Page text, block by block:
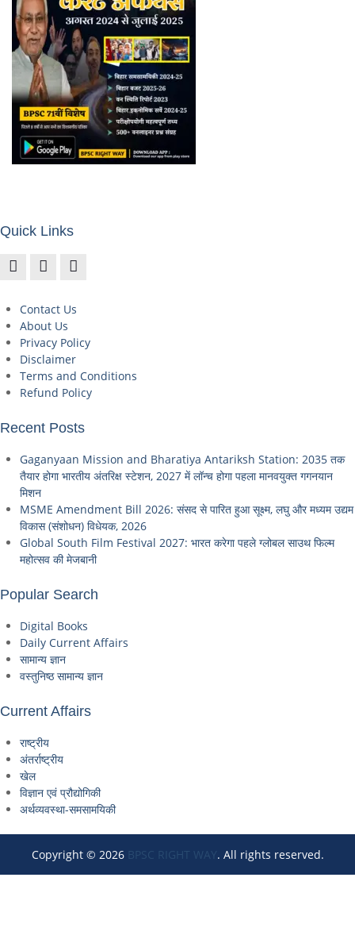
Quick Links
Contact Us
About Us
Privacy Policy
Disclaimer
Terms and Conditions
Refund Policy
Recent Posts
Gaganyaan Mission and Bharatiya Antariksh Station: 2035 तक
तैयार होगा भारतीय अंतरिक्ष स्टेशन, 2027 में लॉन्च होगा पहला मानवयुक्त गगनयान
मिशन
MSME Amendment Bill 2026: संसद से पारित हुआ सूक्ष्म, लघु और मध्यम उद्यम
विकास (संशोधन) विधेयक, 2026
Global South Film Festival 2027: भारत करेगा पहले ग्लोबल साउथ फिल्म
महोत्सव की मेजबानी
Popular Search
Digital Books
Daily Current Affairs
सामान्य ज्ञान
वस्तुनिष्ठ सामान्य ज्ञान
Current Affairs
राष्ट्रीय
अंतर्राष्ट्रीय
खेल
विज्ञान एवं प्रौद्योगिकी
अर्थव्यवस्था-समसामयिकी
Copyright © 2026 BPSC RIGHT WAY . All rights reserved.